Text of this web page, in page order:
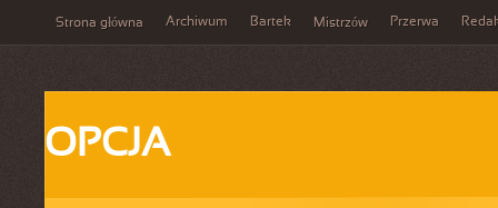
Strona główna Archiwum Bartek Mistrzów Przerwa
OPCJA